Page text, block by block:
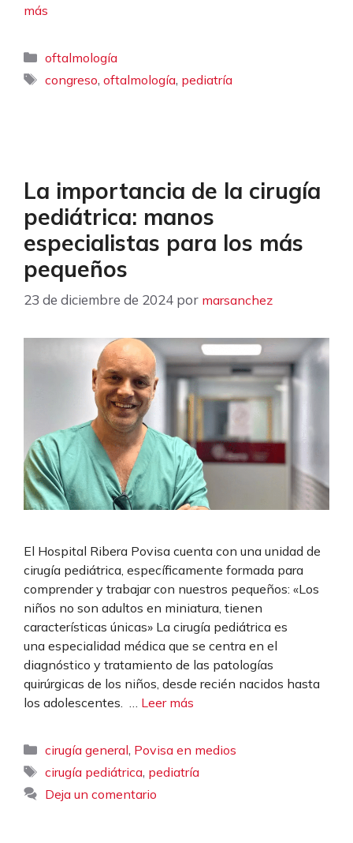
más
Categorías
oftalmología
Etiquetas
congreso,oftalmología, pediatría
La importancia de la cirugía
pediátrica: manos
especialistas para los más
pequeños
23 de diciembre de 2024 por marsanchez
El Hospital Ribera Povisa cuenta con una unidad de
cirugía pediátrica, específicamente formada para
comprender y trabajar con nuestros pequeños: «Los
niños no son adultos en miniatura, tienen
características únicas» La cirugía pediátrica es
una especialidad médica que se centra en el
diagnóstico y tratamiento de las patologías
quirúrgicas de los niños, desde recién nacidos hasta
los adolescentes. … Leer más
Categorías
cirugía general, Povisa en medios
Etiquetas
cirugía pediátrica, pediatría
Deja un comentario